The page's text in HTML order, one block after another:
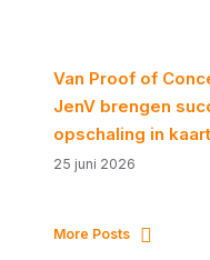
Van Proof of
JenV brengen
opschaling in kaart
25 juni 2026
More Posts